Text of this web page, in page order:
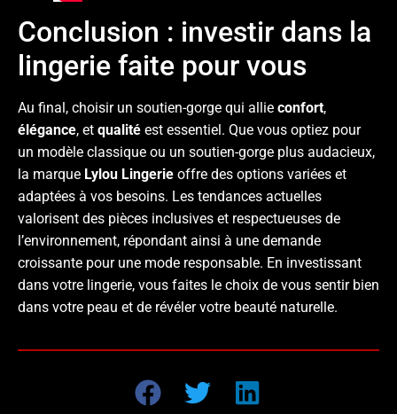
Conclusion : investir dans la
lingerie faite pour vous
Au final, choisir un soutien-gorge qui allie confort,
élégance, et qualité est essentiel. Que vous optiez pour
un modèle classique ou un soutien-gorge plus audacieux,
la marque Lylou Lingerie offre des options variées et
adaptées à vos besoins. Les tendances actuelles
valorisent des pièces inclusives et respectueuses de
l’environnement, répondant ainsi à une demande
croissante pour une mode responsable. En investissant
dans votre lingerie, vous faites le choix de vous sentir bien
dans votre peau et de révéler votre beauté naturelle.